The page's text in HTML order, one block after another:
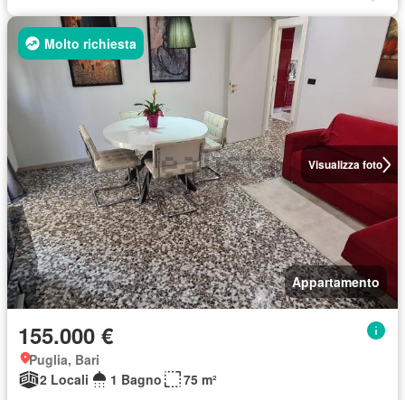
Visualizza foto
Molto richiesta
Appartamento
155.000 €
Puglia, Bari
2 Locali
1 Bagno 75 m²